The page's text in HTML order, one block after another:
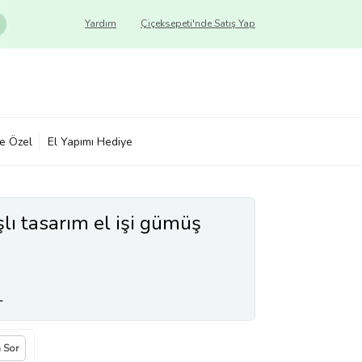
Çiçeksepeti'nde Satış Yap
Yardım
Özel El Yapımı Hediye
tasarım el işi gümüş
Sor